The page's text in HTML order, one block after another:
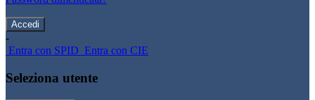
-
Entra con SPID Entra con CIE
Seleziona utente